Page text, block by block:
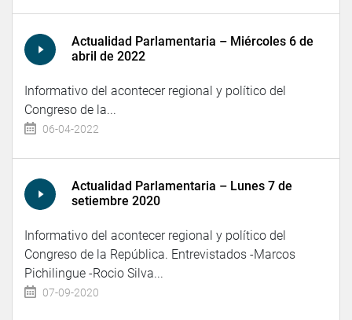
Actualidad Parlamentaria – Miércoles 6 de
abril de 2022
Informativo del acontecer regional y político del
Congreso de la...
06-04-2022
Actualidad Parlamentaria – Lunes 7 de
setiembre 2020
Informativo del acontecer regional y político del
Congreso de la República. Entrevistados -Marcos
Pichilingue -Rocio Silva...
07-09-2020